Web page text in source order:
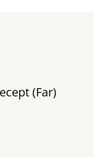
(Far)